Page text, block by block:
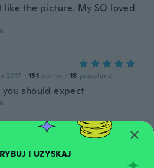
like the picture. My SO loved
2017 · 131 opinie · 18 przesłane
should expect